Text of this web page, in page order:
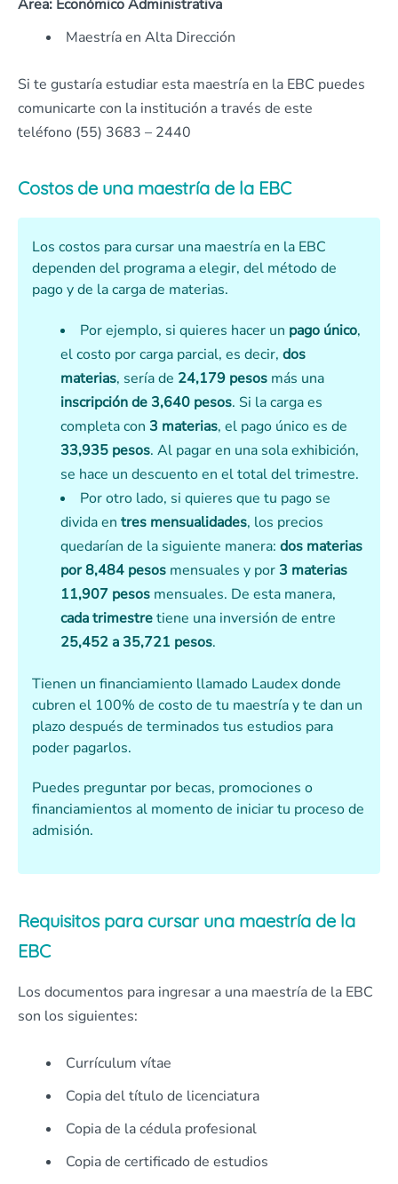
Área: Económico Administrativa
Maestría en Alta Dirección
Si te gustaría estudiar esta maestría en la EBC puedes
comunicarte con la institución a través de este
teléfono (55) 3683 – 2440
Costos de una maestría de la EBC
Los costos para cursar una maestría en la EBC
dependen del programa a elegir, del método de
pago y de la carga de materias.
Por ejemplo, si quieres hacer un pago único,
el costo por carga parcial, es decir, dos
materias, sería de 24,179 pesos más una
inscripción de 3,640 pesos. Si la carga es
completa con 3 materias, el pago único es de
33,935 pesos. Al pagar en una sola exhibición,
se hace un descuento en el total del trimestre.
Por otro lado, si quieres que tu pago se
divida en tres mensualidades, los precios
quedarían de la siguiente manera: dos materias
por 8,484 pesos mensuales y por 3 materias
11,907 pesos mensuales. De esta manera,
cada trimestretiene una inversión de entre
25,452 a 35,721 pesos.
Tienen un financiamiento llamado Laudex donde
cubren el 100% de costo de tu maestría y te dan un
plazo después de terminados tus estudios para
poder pagarlos.
Puedes preguntar por becas, promociones o
financiamientos al momento de iniciar tu proceso de
admisión.
Requisitos para cursar una maestría de la
EBC
Los documentos para ingresar a una maestría de la EBC
son los siguientes:
Currículum vítae
Copia del título de licenciatura
Copia de la cédula profesional
Copia de certificado de estudios